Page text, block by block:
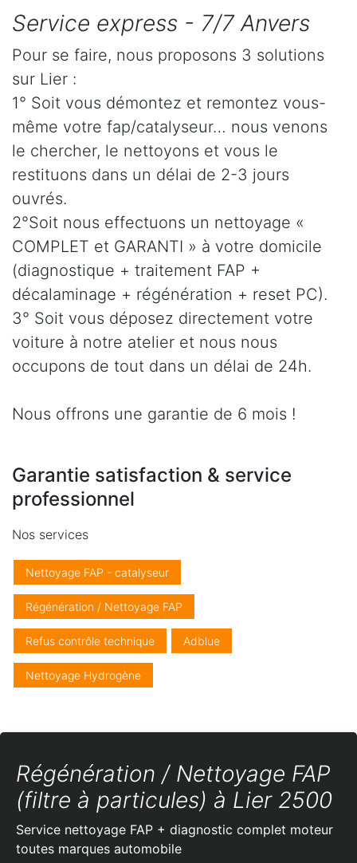
Service express - 7/7 Anvers
Pour se faire, nous proposons 3 solutions
sur Lier :
1° Soit vous démontez et remontez vous-
même votre fap/catalyseur… nous venons
le chercher, le nettoyons et vous le
restituons dans un délai de 2-3 jours
ouvrés.
2°Soit nous effectuons un nettoyage «
COMPLET et GARANTI » à votre domicile
(diagnostique + traitement FAP +
décalaminage + régénération + reset PC).
3° Soit vous déposez directement votre
voiture à notre atelier et nous nous
occupons de tout dans un délai de 24h.
Nous offrons une garantie de 6 mois !
Garantie satisfaction & service
professionnel
Nos services
Nettoyage FAP - catalyseur
Régénération / Nettoyage FAP
Refus contrôle technique Adblue
Nettoyage Hydrogène
Régénération / Nettoyage FAP
(filtre à particules) à Lier 2500
Service nettoyage FAP + diagnostic complet moteur
toutes marques automobile